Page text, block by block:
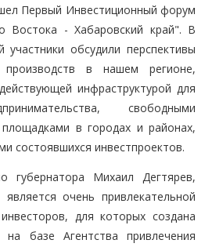
Первый Инвестиционный форум
Востока - Хабаровский край". В
участники обсудили перспективы
в нашем регионе,
инфраструктурой для
свободными
в городах и районах,
состоявшихся инвестпроектов.
губернатора Михаил Дегтярев,
очень привлекательной
для которых создана
базе Агентства привлечения